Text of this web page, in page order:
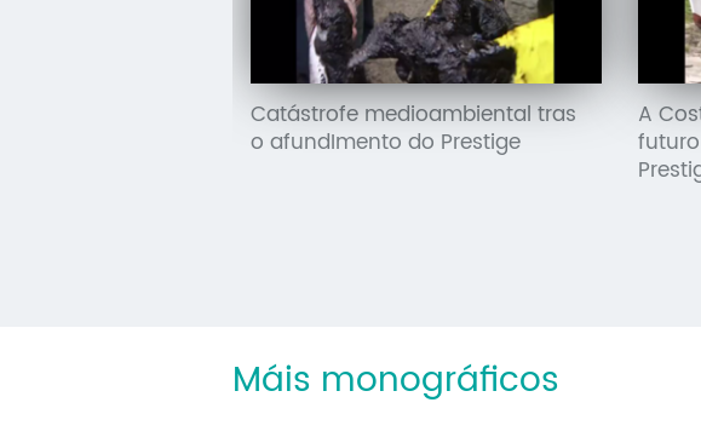
Catástrofe medioambiental tras
o afundImento do Prestige
A
Máis monográficos